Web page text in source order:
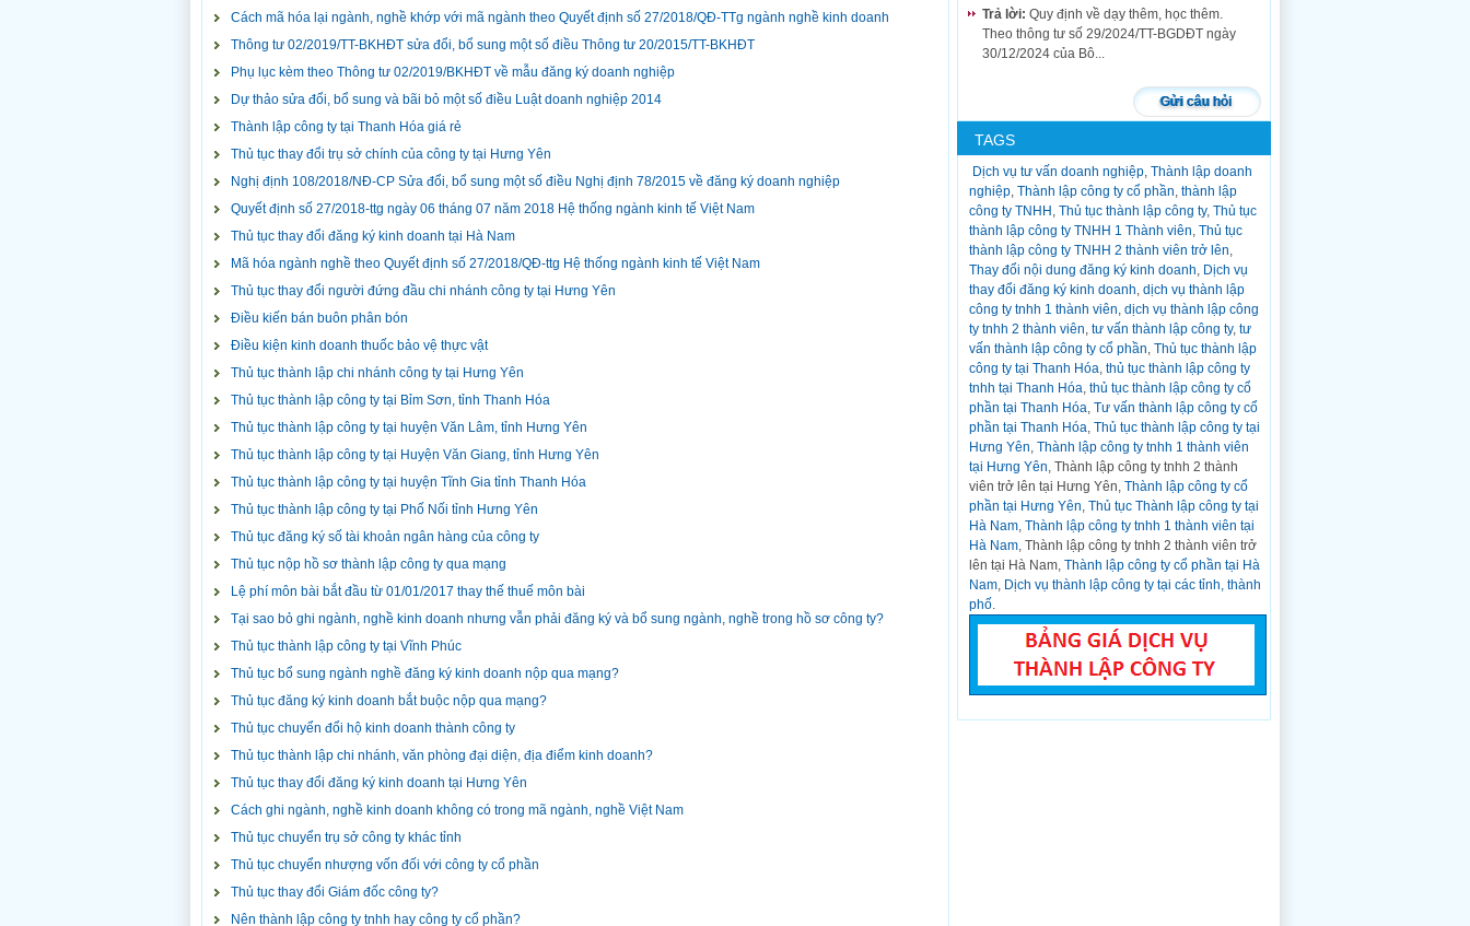
Cách mã hóa lại ngành, nghề khớp với mã ngành theo Quyết định số 27/2018/QĐ-TTg ngành nghề kinh doanh
Thông tư 02/2019/TT-BKHĐT sửa đổi, bổ sung một số điều Thông tư 20/2015/TT-BKHĐT
Phụ lục kèm theo Thông tư 02/2019/BKHĐT về mẫu đăng ký doanh nghiệp
Dự thảo sửa đổi, bổ sung và bãi bỏ một số điều Luật doanh nghiệp 2014
Thành lập công ty tại Thanh Hóa giá rẻ
Thủ tục thay đổi trụ sở chính của công ty tại Hưng Yên
Nghị định 108/2018/NĐ-CP Sửa đổi, bổ sung một số điều Nghị định 78/2015 về đăng ký doanh nghiệp
Quyết định số 27/2018-ttg ngày 06 tháng 07 năm 2018 Hệ thống ngành kinh tế Việt Nam
Thủ tục thay đổi đăng ký kinh doanh tại Hà Nam
Mã hóa ngành nghề theo Quyết định số 27/2018/QĐ-ttg Hệ thống ngành kinh tế Việt Nam
Thủ tục thay đổi người đứng đầu chi nhánh công ty tại Hưng Yên
Điều kiến bán buôn phân bón
Điều kiện kinh doanh thuốc bảo vệ thực vật
Thủ tục thành lập chi nhánh công ty tại Hưng Yên
Thủ tục thành lập công ty tại Bỉm Sơn, tỉnh Thanh Hóa
Thủ tục thành lập công ty tại huyện Văn Lâm, tỉnh Hưng Yên
Thủ tục thành lập công ty tại Huyện Văn Giang, tỉnh Hưng Yên
Thủ tục thành lập công ty tại huyện Tĩnh Gia tỉnh Thanh Hóa
Thủ tục thành lập công ty tại Phố Nối tỉnh Hưng Yên
Thủ tục đăng ký số tài khoản ngân hàng của công ty
Thủ tục nộp hồ sơ thành lập công ty qua mạng
Lệ phí môn bài bắt đầu từ 01/01/2017 thay thế thuế môn bài
Tại sao bỏ ghi ngành, nghề kinh doanh nhưng vẫn phải đăng ký và bổ sung ngành, nghề trong hồ sơ công ty?
Thủ tục thành lập công ty tại Vĩnh Phúc
Thủ tục bổ sung ngành nghề đăng ký kinh doanh nộp qua mạng?
Thủ tục đăng ký kinh doanh bắt buộc nộp qua mạng?
Thủ tục chuyển đổi hộ kinh doanh thành công ty
Thủ tục thành lập chi nhánh, văn phòng đại diện, địa điểm kinh doanh?
Thủ tục thay đổi đăng ký kinh doanh tại Hưng Yên
Cách ghi ngành, nghề kinh doanh không có trong mã ngành, nghề Việt Nam
Thủ tục chuyển trụ sở công ty khác tỉnh
Thủ tục chuyển nhượng vốn đối với công ty cổ phần
Thủ tục thay đổi Giám đốc công ty?
Nên thành lập công ty tnhh hay công ty cổ phần?
Trả lời: Quy định về dạy thêm, học thêm.
Theo thông tư số 29/2024/TT-BGDĐT ngày
30/12/2024 của Bộ...
tnhh 1 thành viên thành công ty tnhh 2
Trả lời:
tnhh 1 thành viên, công ty cổ phần, công...
Hỏi:Thủ tục giải thể công ty?
Trả lời:Thủ tục giải thể công ty chia làm 3
bước: Bước 1: Soạn hồ sơ đăng Quyết định
giải thể trên cổng...
Hỏi:Thủ tục tạm ngừng hoạt động công ty?
Trả lời:Nhiều công ty trong quá trình hoạt
động kể cả đã hoạt động lâu năm và mới
thành...
Hỏi:Thủ tục thay đổi thông tin người đại
diện theo pháp luật khi thay đổi sang cccd
gắn chíp
Trả lời:Thủ tục thay đổi thông tin của người
đại diện theo pháp luật khi có thay đổi
CCCD gắn chíp...
Hỏi: Nghị định Số: 01/2021/NĐ-CP Về
Đăng ký Doanh nghiệp ngày 04 tháng 01
năm 2021
Trả lời:CHÍNH PHỦ ------- ...
Hỏi:Thành lập công ty kinh doanh bất động
sản tại Thanh Hóa
Trả lời:
doanh bất động sản trên cả nước phát triển
nhanh và bất động...
Mẫu văn bản đăng ký doanh nghiệp,
hộ kinh doanh ban hành kèm theo Thông tư
Trả lời:DANH MỤC CÁC MẪU VĂN BẢN
Gửi câu hỏi
TAGS
Dịch vụ tư vấn doanh nghiệp, Thành lập doanh
nghiệp, Thành lập công ty cổ phần, thành lập
công ty TNHH , Thủ tục thành lập công ty, Thủ tục
thành lập công ty TNHH 1 Thành viên, Thủ tục
thành lập công ty TNHH 2 thành viên trở lên,
Thay đổi nội dung đăng ký kinh doanh, Dịch vụ
thay đổi đăng ký kinh doanh, dịch vụ thành lập
công ty tnhh 1 thành viên, dịch vụ thành lập công
ty tnhh 2 thành viên, tư vấn thành lập công ty, tư
vấn thành lập công ty cổ phần, Thủ tục thành lập
công ty tại Thanh Hóa, thủ tục thành lập công ty
tnhh tại Thanh Hóa, thủ tục thành lập công ty cổ
phần tại Thanh Hóa, Tư vấn thành lập công ty cổ
phần tại Thanh Hóa, Thủ tục thành lập công ty tại
Hưng Yên, Thành lập công ty tnhh 1 thành viên
tại Hưng Yên, Thành lập công ty tnhh 2 thành
viên trở lên tại Hưng Yên, Thành lập công ty cổ
phần tại Hưng Yên, Thủ tục Thành lập công ty tại
Hà Nam, Thành lập công ty tnhh 1 thành viên tại
Hà Nam, Thành lập công ty tnhh 2 thành viên trở
lên tại Hà Nam, Thành lập công ty cổ phần tại Hà
Nam, Dịch vụ thành lập công ty tại các tỉnh, thành
phố.